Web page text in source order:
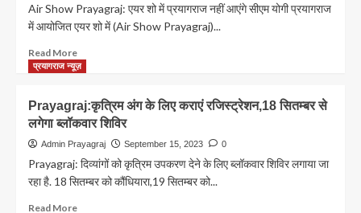
Air Show Prayagraj: एयर शो में प्रयागराज नहीं आएंगे सीएम योगी प्रयागराज
में आयोजित एयर शो में (Air Show Prayagraj)...
Read MoreRead
more
Show
Prayagraj:
एयर
शो
प्रयागराज
प्रयागराज न्यूज़
Prayagraj:कृत्रिम अंग के लिए कराएं रजिस्ट्रेशन,18 सितम्बर से
लगेगा ब्लॉकवार शिविर
Admin Prayagraj September 15, 2023 0
Prayagraj: दिव्यांगों को कृत्रिम उपकरण देने के लिए ब्लॉकवार शिविर लगाया जा
रहा है. 18 सितम्बर को कौंधियारा,19 सितम्बर को...
Read MoreRead